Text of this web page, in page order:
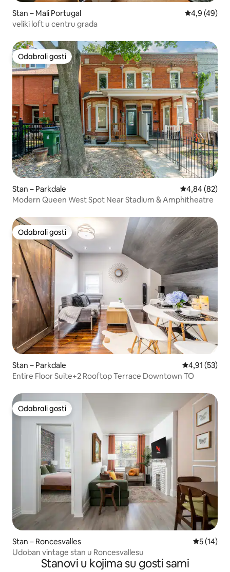
Stan – Mali Portugal Prosječna
4,9 (49)
veliki loft u centru grada
Odabrali gosti
Odabrali gosti
Stan – Parkdale Prosječna
4,84 (82)
Modern Queen West Spot Near Stadium & Amphitheatre
Odabrali gosti
Odabrali gosti
Stan – Parkdale Prosječna
4,91 (53)
Entire Floor Suite+2 Rooftop Terrace Downtown TO
Odabrali gosti
Odabrali gosti
Stan – Roncesvalles Prosječna
5 (14)
Udoban vintage stan u Roncesvallesu
Stanovi u kojima su gosti sami